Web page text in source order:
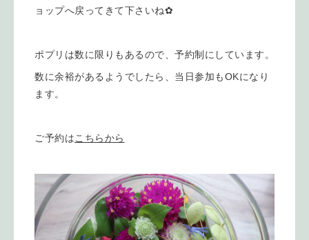
ョップへ戻ってきて下さいね✿
ポプリは数に限りもあるので、予約制にしています。
数に余裕があるようでしたら、当日参加もOKになり
ます。
ご予約はこちらから